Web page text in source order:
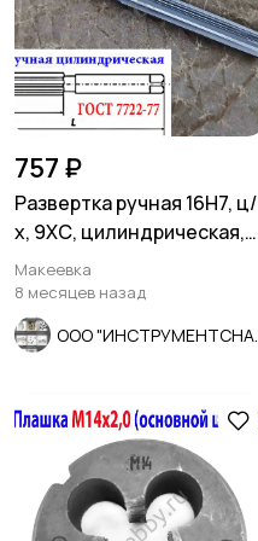
757 ₽
Развертка ручная 16Н7, ц/
х, 9ХС, цилиндрическая,
175/87 мм, 2360-0142.
Макеевка
8 месяцев назад